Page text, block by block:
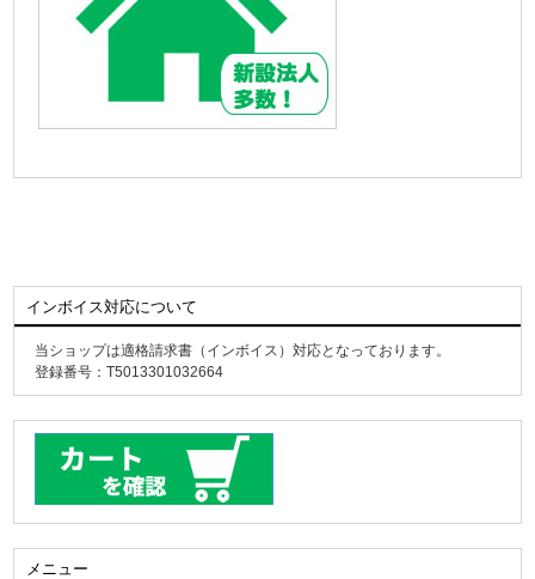
インボイス対応について
当ショップは適格請求書（インボイス）対応となっております。
登録番号：T5013301032664
メニュー